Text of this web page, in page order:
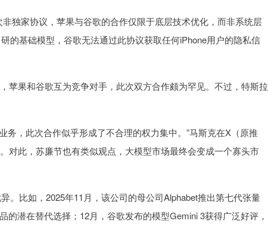
家协议，苹果与谷歌的合作仅限于底层技术优化，而非系统层
的基础模型，谷歌无法通过此协议获取任何iPhone用户的隐私信
果和谷歌互为竞争对手，此次双方合作颇为罕见。不过，特斯拉
，此次合作似乎形成了不合理的权力集中。”马斯克在X（原推
对此，苏廉节也有类似观点，大模型市场最终会变成一个寡头市
比如，2025年11月，该公司的母公司Alphabet推出第七代张量
潜在替代选择；12月，谷歌发布的模型Gemini 3获得广泛好评，